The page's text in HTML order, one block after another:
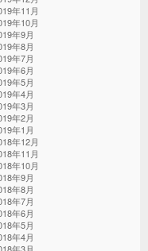
年11月
年10月
年9月
年8月
年7月
年6月
年5月
年4月
年3月
年2月
年1月
年12月
年11月
年10月
年9月
年8月
年7月
年6月
年5月
年4月